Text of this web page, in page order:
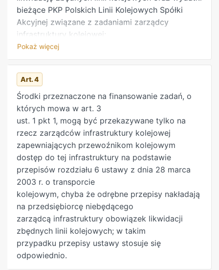
bieżące PKP Polskich Linii Kolejowych Spółki
Akcyjnej związane z zadaniami zarządcy
infrastruktury kolejowej;
2) finansuje realizację zadań, o których mowa w
pkt 1. 2. (uchylony) 3. Środki Funduszu
przeznacza się na spłaty kredytów i pożyczek
wraz z odsetkami oraz innymi kosztami obsługi
kredytów i pożyczek, a także na pokrycie
kosztów emisji i wykupu obligacji, o których
mowa w art. 7 ust. 1, oraz spłaty zobowiązań
wynikających z wykonania przez Skarb Państwa
obowiązków z tytułu gwarancji i poręczeń, o
których mowa w art. 7 ust. 2. 3a. Środki Funduszu
mogą być przeznaczone na sfinansowanie
nabycia od Polskich Kolei Państwowych Spółka
Akcyjna, zwanych dalej „PKP SA”, przez Skarb
Państwa, reprezentowany przez ministra
właściwego do spraw transportu, akcji PKP
Polskich Linii Kolejowych Spółka Akcyjna,
zwanych dalej „PKP PLK SA”. 3b. Nabycie akcji, o
których mowa w ust. 3a, następuje na podstawie
umowy zawartej między Skarbem Państwa,
Pokaż więcej
Art. 4
Środki przeznaczone na finansowanie zadań, o
których mowa w art. 3
ust. 1 pkt 1, mogą być przekazywane tylko na
rzecz zarządców infrastruktury kolejowej
zapewniających przewoźnikom kolejowym
dostęp do tej infrastruktury na podstawie
przepisów rozdziału 6 ustawy z dnia 28 marca
2003 r. o transporcie
kolejowym, chyba że odrębne przepisy nakładają
na przedsiębiorcę niebędącego
zarządcą infrastruktury obowiązek likwidacji
zbędnych linii kolejowych; w takim
przypadku przepisy ustawy stosuje się
odpowiednio.